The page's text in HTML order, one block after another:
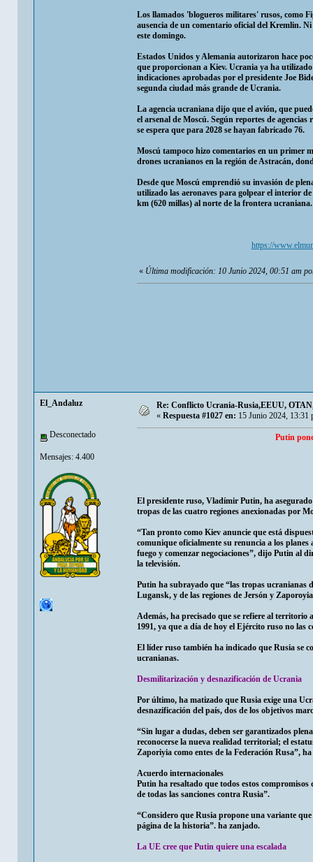
Los llamados 'blogueros militares' rusos, como
ausencia de un comentario oficial del Kremlin.
este domingo.
Estados Unidos y Alemania autorizaron hace
que proporcionan a Kiev. Ucrania ya ha
indicaciones aprobadas por el presidente Joe
segunda ciudad más grande de Ucrania.
La agencia ucraniana dijo que el avión, que
el arsenal de Moscú. Según reportes de
se espera que para 2028 se hayan fabricado 76.
Moscú tampoco hizo comentarios en un primer
drones ucranianos en la región de Astracán,
Desde que Moscú emprendió su invasión de
utilizado las aeronaves para golpear el interior
km (620 millas) al norte de la frontera ucraniana.
https://
«Última modificación: 10 Junio 2024, 00:51 am
El_Andaluz
Desconectado
Mensajes: 4.400
Re: Conflicto Ucrania-Rusia,EEUU,
« Respuesta #1027 en: 15 Junio 2024, 13:31
Putin
El presidente ruso, Vladímir Putin, ha
tropas de las cuatro regiones anexionadas por
“Tan pronto como Kiev anuncie que está
comunique oficialmente su renuncia a los
fuego y comenzar negociaciones”, dijo Putin al
la televisión.
Putin ha subrayado que “las tropas ucranianas
Lugansk, y de las regiones de Jersón y
Además, ha precisado que se refiere al territorio
1991, ya que a día de hoy el Ejército ruso no las
El líder ruso también ha indicado que Rusia se
ucranianas.
Desmilitarización y desnazificación de Ucrania
Por último, ha matizado que Rusia exige una
desnazificación del país, dos de los objetivos
“Sin lugar a dudas, deben ser garantizados
reconocerse la nueva realidad territorial; el
Zaporiyia como entes de la Federación Rusa”,
Acuerdo internacionales
Putin ha resaltado que todos estos
de todas las sanciones contra Rusia”.
“Considero que Rusia propone una variante
página de la historia”. ha zanjado.
La UE cree que Putin quiere una escalada